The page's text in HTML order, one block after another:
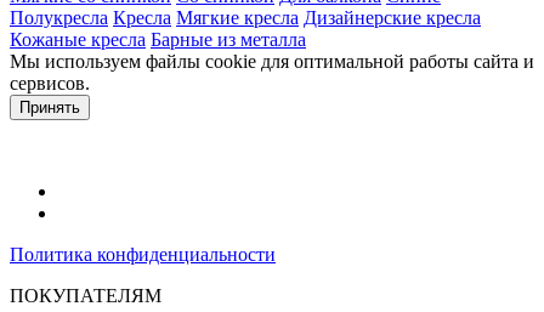
Полукресла Кресла Мягкие кресла Дизайнерские кресла
Кожаные кресла Барные из металла
Мы используем файлы cookie для оптимальной работы сайта и
сервисов.
Принять
Политика конфиденциальности
ПОКУПАТЕЛЯМ